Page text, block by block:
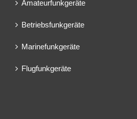
Amateurfunkgeräte
Betriebsfunkgeräte
Marinefunkgeräte
Flugfunkgeräte